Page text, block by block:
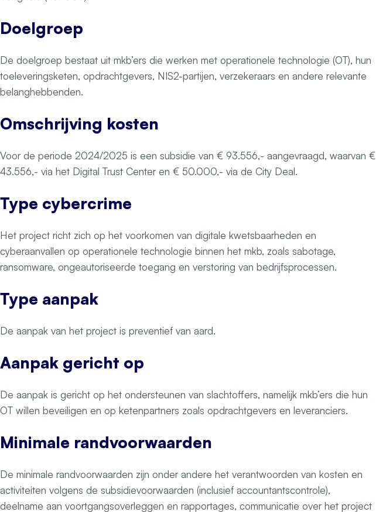
Doelgroep
De doelgroep bestaat uit mkb’ers die werken met operationele technologie (OT), hun
toeleveringsketen, opdrachtgevers, NIS2-partijen, verzekeraars en andere relevante
belanghebbenden.
Omschrijving kosten
Voor de periode 2024/2025 is een subsidie van € 93.556,- aangevraagd, waarvan €
43.556,- via het Digital Trust Center en € 50.000,- via de City Deal.
Type cybercrime
Het project richt zich op het voorkomen van digitale kwetsbaarheden en
cyberaanvallen op operationele technologie binnen het mkb, zoals sabotage,
ransomware, ongeautoriseerde toegang en verstoring van bedrijfsprocessen.
Type aanpak
De aanpak van het project is preventief van aard.
Aanpak gericht op
De aanpak is gericht op het ondersteunen van slachtoffers, namelijk mkb’ers die hun
OT willen beveiligen en op ketenpartners zoals opdrachtgevers en leveranciers.
Minimale randvoorwaarden
De minimale randvoorwaarden zijn onder andere het verantwoorden van kosten en
activiteiten volgens de subsidievoorwaarden (inclusief accountantscontrole),
deelname aan voortgangsoverleggen en rapportages, communicatie over het project